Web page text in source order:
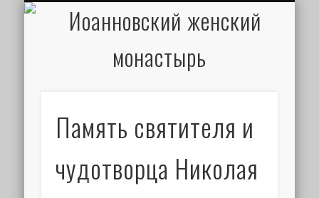
Память святителя и
чудотворца Николая